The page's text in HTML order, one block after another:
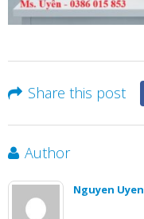
Share this post
Author
Nguyen Uyen